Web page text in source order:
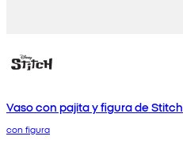
Vaso con pajita y figura de Stitch
con figura